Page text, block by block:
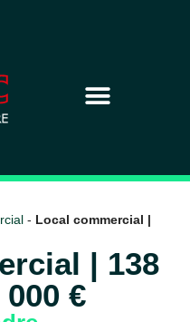
- Local commercial |
| 138
000 €